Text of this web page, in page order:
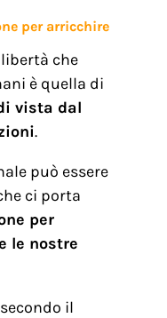
per arricchire
che
è quella di
vista dal
.
può essere
ci porta
per
le nostre
il